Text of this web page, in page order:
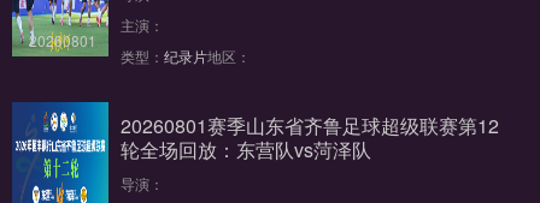
20260801
主演：
类型： 纪录片地区：
20260801赛季山东省齐鲁足球超级联赛第12
轮全场回放：东营队vs菏泽队
导演：